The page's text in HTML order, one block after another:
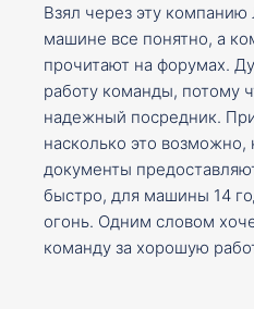
Взял через эту
машине все понятно, а
прочитают на форумах.
работу команды, потому
надежный посредник.
насколько это возможно,
документы
быстро, для машины 14
огонь. Одним словом
команду за хорошую